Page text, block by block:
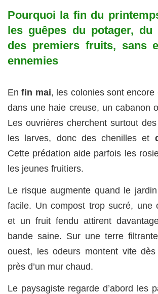
Pourquoi la fin du
les guêpes du potager, du
des premiers fruits, sans
ennemies
Enfin mai, les colonies sont encore
dans une haie creuse, un cabanon
Les ouvrières cherchent surtout
les larves, donc des chenilles et
Cette prédation aide parfois les
les jeunes fruitiers.
Le risque augmente quand le
facile. Un compost trop sucré, une
et un fruit fendu attirent
bande saine. Sur une terre
ouest, les odeurs montent vite
près d’un mur chaud.
Le paysagiste regarde d’abord les